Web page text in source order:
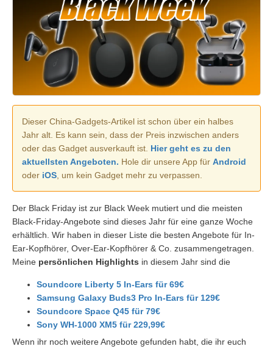
Dieser China-Gadgets-Artikel ist schon über ein halbes
Jahr alt. Es kann sein, dass der Preis inzwischen anders
oder das Gadget ausverkauft ist. Hier geht es zu den
aktuellsten Angeboten. Hole dir unsere App für Android
oder iOS, um kein Gadget mehr zu verpassen.
Der Black Friday ist zur Black Week mutiert und die meisten
Black-Friday-Angebote sind dieses Jahr für eine ganze Woche
erhältlich. Wir haben in dieser Liste die besten Angebote für In-
Ear-Kopfhörer, Over-Ear-Kopfhörer & Co. zusammengetragen.
Meine persönlichen Highlights in diesem Jahr sind die
Soundcore Liberty 5 In-Ears für 69€
Samsung Galaxy Buds3 Pro In-Ears für 129€
Soundcore Space Q45 für 79€
Sony WH-1000 XM5 für 229,99€
Wenn ihr noch weitere Angebote gefunden habt, die ihr euch